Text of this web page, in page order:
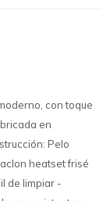
con toque
en
Pelo
heatset frisé
de limpiar -